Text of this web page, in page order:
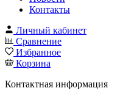
Контакты
Личный кабинет
Сравнение
Избранное
Корзина
Контактная информация